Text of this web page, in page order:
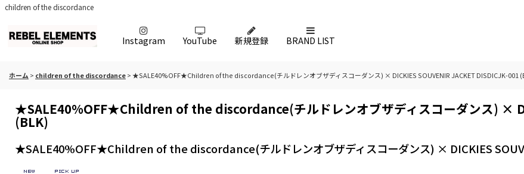
children of the discordance
Instagram YouTube 新規登録 BRAND LIST
ホーム > children of the discordance>★SALE40%OFF★Children of the discordance(チルドレンオブザディスコーダンス) × DICKIES SOUVENIR JACKET DISDICJK-001
★SALE40%OFF★Children of the discordance(チルドレンオブザディスコーダンス) ×
(BLK)
★SALE40%OFF★Children of the discordance(チルドレンオブザディスコーダンス) × DICKIES